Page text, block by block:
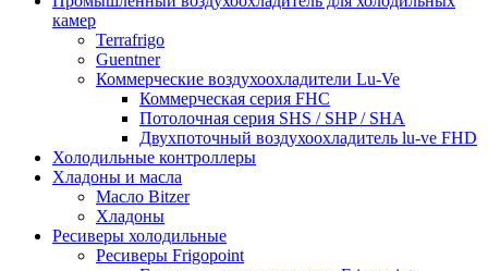
камер
Terrafrigo
Guentner
Коммерческие воздухоохладители Lu-Ve
Коммерческая серия FHC
Потолочная серия SHS / SHP / SHA
Двухпоточный воздухоохладитель lu-ve FHD
Холодильные контроллеры
Хладоны и масла
Масло Bitzer
Хладоны
Ресиверы холодильные
Ресиверы Frigopoint